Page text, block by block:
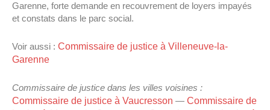
Garenne, forte demande en recouvrement de loyers impayés
et constats dans le parc social.
Voir aussi : Commissaire de justice à Villeneuve-la-
Garenne
Commissaire de justice dans les villes voisines :
Commissaire de justice à Vaucresson — Commissaire de